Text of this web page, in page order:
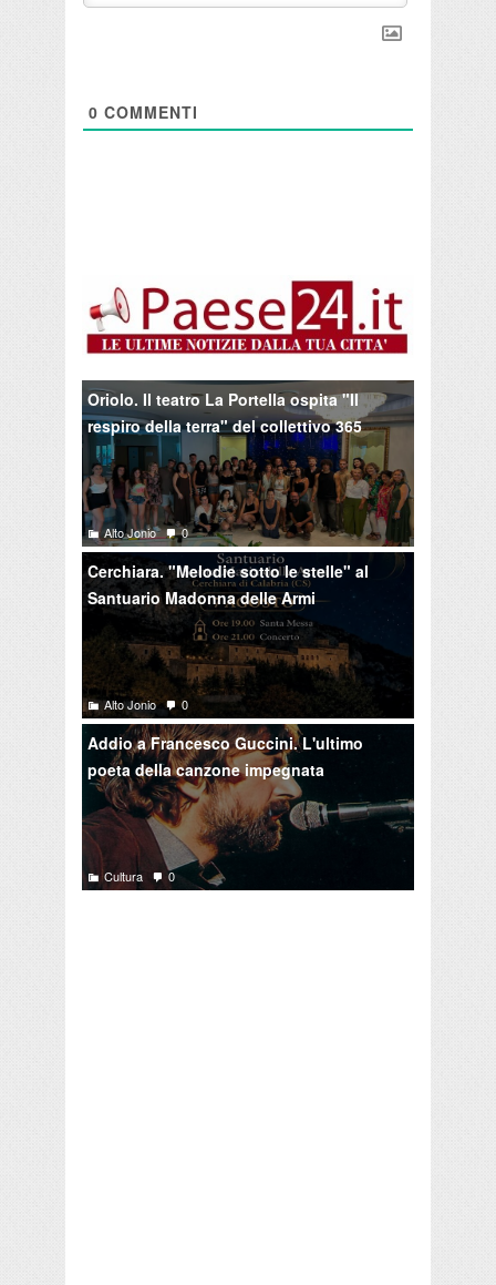
0 COMMENTI
Oriolo. Il teatro La Portella ospita "Il
respiro della terra" del collettivo 365
Alto Jonio 0
Cerchiara. "Melodie sotto le stelle" al
Santuario Madonna delle Armi
Alto Jonio 0
Addio a Francesco Guccini. L'ultimo
poeta della canzone impegnata
Cultura 0